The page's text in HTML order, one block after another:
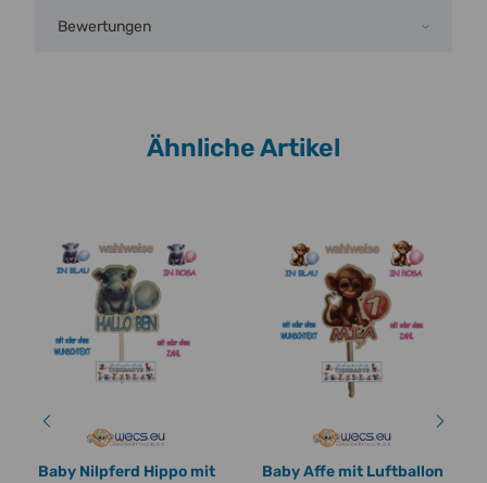
Bewertungen
Ähnliche Artikel
Baby Nilpferd Hippo mit
Baby Affe mit Luftballon